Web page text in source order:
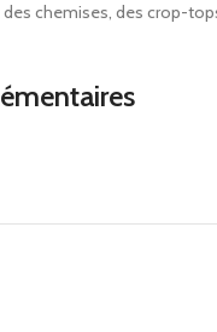
chemises, des crop-